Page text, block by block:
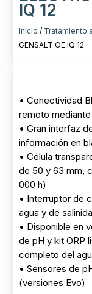
IQ 12
Inicio / Tratamiento
GENSALT OE IQ 12
• Conectividad
remoto
• Gran interfaz
información en
• Célula
de 50 y 63 mm,
000 h)
• Interruptor de
agua y de
• Disponible en
de pH y kit ORP
completo del
• Sensores de
(versiones Evo)